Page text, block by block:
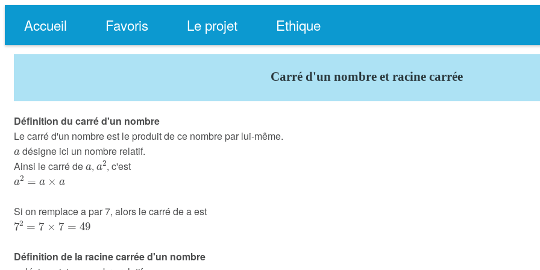
Accueil Favoris Le projet Ethique
Carré d'un nombre et racine carrée
Définition du carré d'un nombre
Le carré d'un nombre est le produit de ce nombre par lui-même.
a
désigne ici un nombre relatif.
Ainsi le carré de
a
,
a2
, c'est
a2=a×a
Si on remplace a par 7, alors le carré de a est
72=7×7=49
Définition de la racine carrée d'un nombre
a